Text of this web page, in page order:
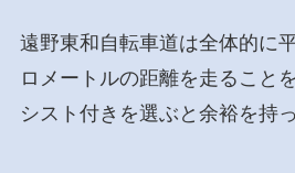
遠野東和自転車道は全体的に
ロメートルの距離を走ること
シスト付きを選ぶと余裕を持